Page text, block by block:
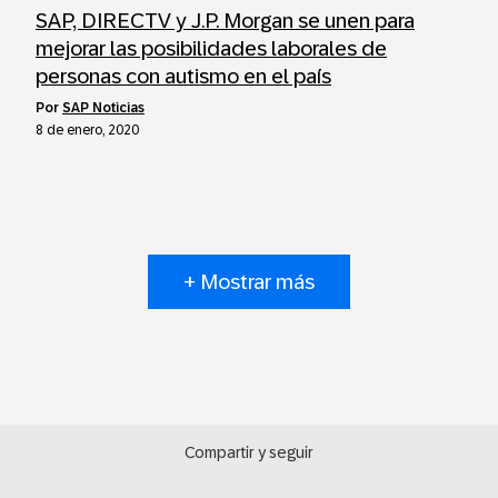
SAP, DIRECTV y J.P. Morgan se unen para
mejorar las posibilidades laborales de
personas con autismo en el país
por SAP Noticias
8 de enero, 2020
+ Mostrar más
Compartir y seguir